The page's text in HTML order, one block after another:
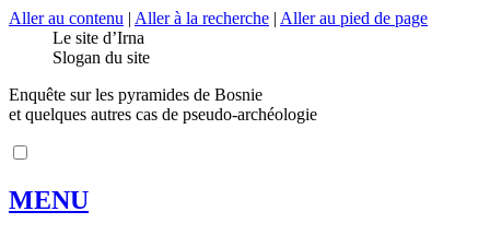
Aller au contenu | Aller à la recherche | Aller au pied de page
Le site d’Irna
Slogan du site
Enquête sur les pyramides de Bosnie
et quelques autres cas de pseudo-archéologie
MENU